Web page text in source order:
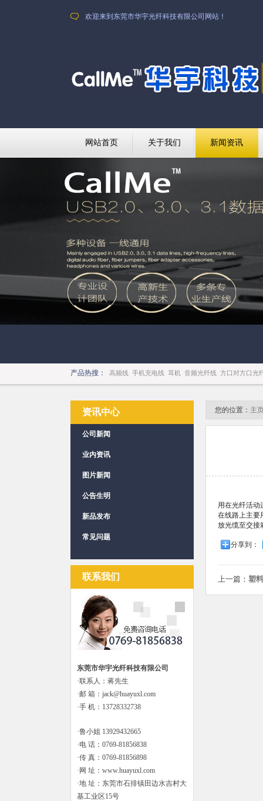
欢迎来到东莞市华宇光纤科技有限公司网站！
网站首页 关于我们 新闻资讯
产品热搜： 高频线 手机充电线 耳机 音频光纤线 方口对方口光
资讯中心
公司新闻
业内资讯
图片新闻
公告生明
新品发布
常见问题
联系我们
东莞市华宇光纤科技有限公司
·联系人：蒋先生
·邮 箱：jack@huayuxl.com
·手 机：13728332738
·鲁小姐 13929432665
·电 话：0769-81856838
·传 真：0769-81856898
·网 址：www.huayuxl.com
·地 址：东莞市石排镇田边水吉村大
基工业区15号
您的位置： 主
用在光纤活动
在线路上主要
放光缆至交接
分享到：
上一篇： 塑